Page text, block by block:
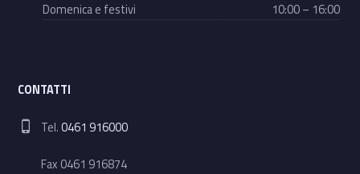
Domenica e festivi
10:00 – 16:00
CONTATTI
Phone number:
Tel.0461 916000
Fax 0461 916874